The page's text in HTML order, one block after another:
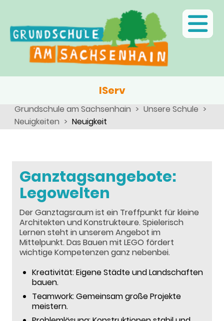
IServ
Grundschule am Sachsenhain
Unsere Schule
Neuigkeiten
Neuigkeit
Ganztagsangebote:
Legowelten
Der Ganztagsraum ist ein Treffpunkt für kleine
Architekten und Konstrukteure. Spielerisch
Lernen steht in unserem Angebot im
Mittelpunkt. Das Bauen mit LEGO fördert
wichtige Kompetenzen ganz nebenbei.
Kreativität: Eigene Städte und Landschaften
bauen.
Teamwork: Gemeinsam große Projekte
meistern.
Kinder
Eltern
Schulsozialarbeit
Schulseelsorge
Angebote, Projekte, Aktionen, Arbeitsgemeinschaften